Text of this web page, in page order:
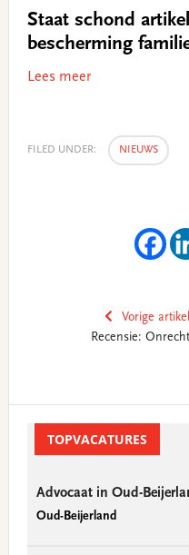
Staat schond
bescherming
Lees meer
FILED UNDER: NIEUWS
Vorige artikel
Recensie: Onrecht
SidebarTOPVACATURES
Advocaat in Oud-
Oud-Beijerland